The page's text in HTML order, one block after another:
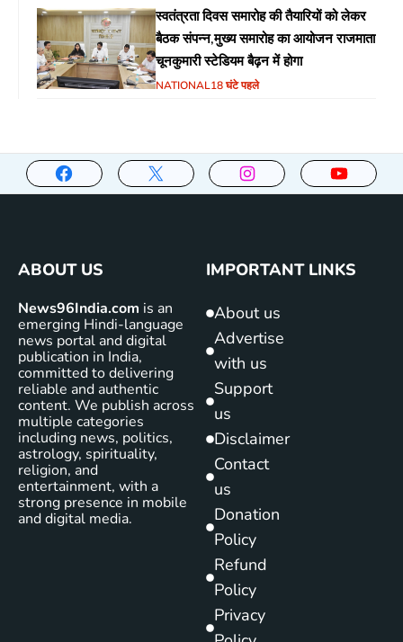
स्वतंत्रता दिवस समारोह की तैयारियों को लेकर
बैठक संपन्न,मुख्य समारोह का आयोजन राजमाता
चूनकुमारी स्टेडियम बैढ़न में होगा
NATIONAL18 घंटे पहले
ABOUT US
News96India.com is an
emerging Hindi-language
news portal and digital
publication in India,
committed to delivering
reliable and authentic
content. We publish across
multiple categories
including news, politics,
astrology, spirituality,
religion, and
entertainment, with a
strong presence in mobile
and digital media.
IMPORTANT LINKS
About us
Advertise
with us
Support
us
Disclaimer
Contact
us
Donation
Policy
Refund
Policy
Privacy